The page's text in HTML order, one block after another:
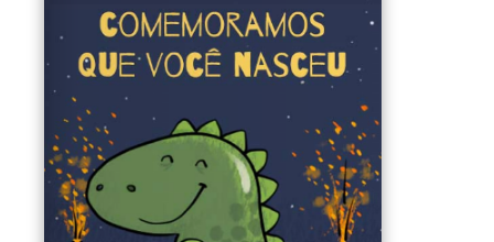
Aqui vai sua mensagem pessoal